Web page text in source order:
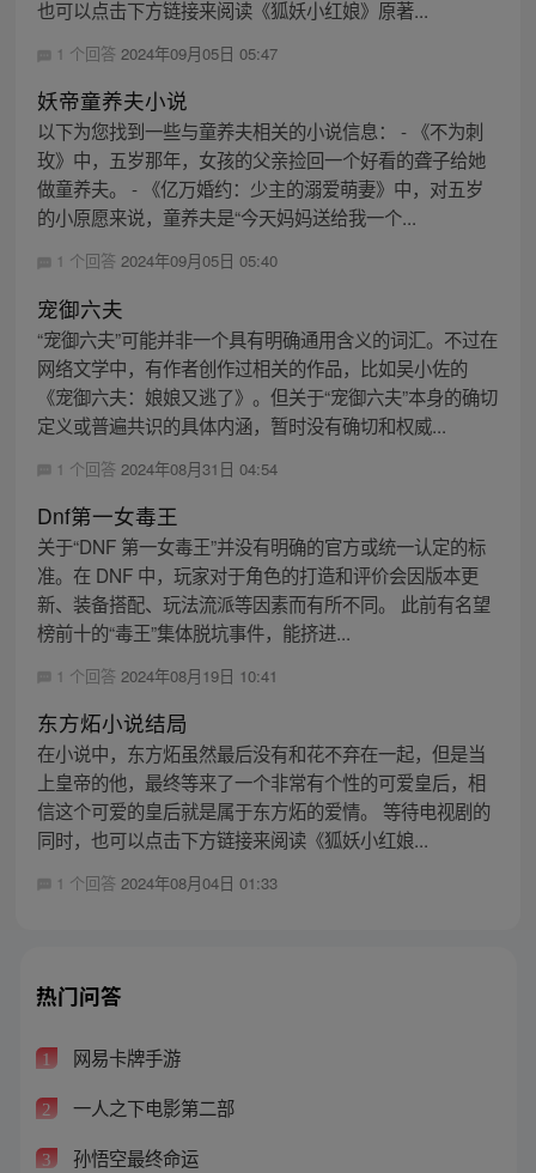
也可以点击下方链接来阅读《狐妖小红娘》原著...
1 个回答 2024年09月05日 05:47
妖帝童养夫小说
以下为您找到一些与童养夫相关的小说信息： - 《不为刺
玫》中，五岁那年，女孩的父亲捡回一个好看的聋子给她
做童养夫。 - 《亿万婚约：少主的溺爱萌妻》中，对五岁
的小原愿来说，童养夫是“今天妈妈送给我一个...
1 个回答 2024年09月05日 05:40
宠御六夫
“宠御六夫”可能并非一个具有明确通用含义的词汇。不过在
网络文学中，有作者创作过相关的作品，比如吴小佐的
《宠御六夫：娘娘又逃了》。但关于“宠御六夫”本身的确切
定义或普遍共识的具体内涵，暂时没有确切和权威...
1 个回答 2024年08月31日 04:54
Dnf第一女毒王
关于“DNF 第一女毒王”并没有明确的官方或统一认定的标
准。在 DNF 中，玩家对于角色的打造和评价会因版本更
新、装备搭配、玩法流派等因素而有所不同。 此前有名望
榜前十的“毒王”集体脱坑事件，能挤进...
1 个回答 2024年08月19日 10:41
东方炻小说结局
在小说中，东方炻虽然最后没有和花不弃在一起，但是当
上皇帝的他，最终等来了一个非常有个性的可爱皇后，相
信这个可爱的皇后就是属于东方炻的爱情。 等待电视剧的
同时，也可以点击下方链接来阅读《狐妖小红娘...
1 个回答 2024年08月04日 01:33
热门问答
1 网易卡牌手游
2 一人之下电影第二部
3 孙悟空最终命运